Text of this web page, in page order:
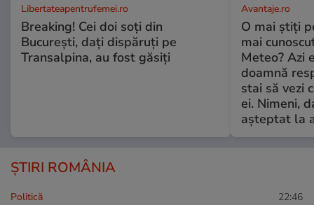
Libertateapentrufemei.ro
Breaking! Cei doi soți din
București, dați dispăruți pe
Transalpina, au fost găsiți
Avantaje.ro
O mai știți
mai
Meteo? Azi
doamnă
stai să vezi
ei. Nimeni,
așteptat la
ȘTIRI ROMÂNIA
Politică 22:46